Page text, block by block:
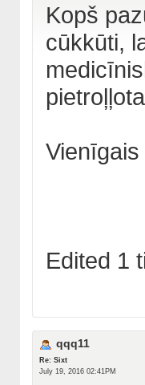
Kopš
cūkkūti,
Edited 1
qqq11
Re: Sixt
July 19, 2016 02:41PM